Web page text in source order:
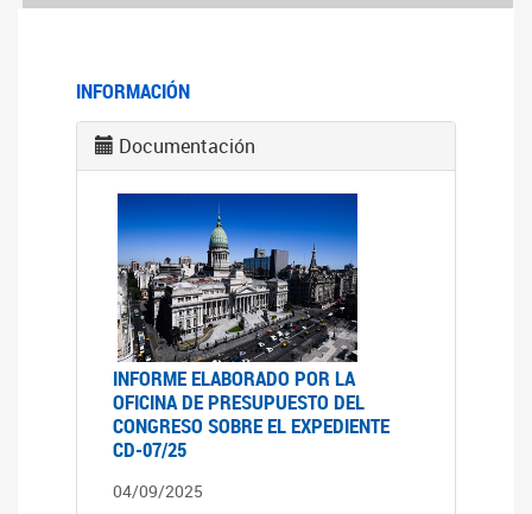
INFORMACIÓN
Documentación
INFORME ELABORADO POR LA
OFICINA DE PRESUPUESTO DEL
CONGRESO SOBRE EL EXPEDIENTE
CD-07/25
04/09/2025